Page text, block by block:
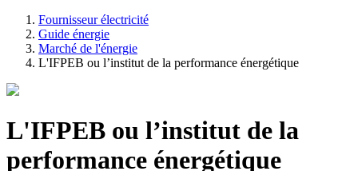
Fournisseur électricité
Guide énergie
Marché de l'énergie
L'IFPEB ou l’institut de la performance énergétique
L'IFPEB ou l’institut de la
performance énergétique